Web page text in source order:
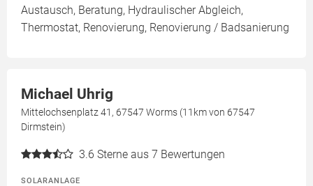
Austausch, Beratung, Hydraulischer Abgleich,
Thermostat, Renovierung, Renovierung / Badsanierung
Michael Uhrig
Mittelochsenplatz 41, 67547 Worms (11km von 67547
Dirmstein)
3.6 Sterne aus 7 Bewertungen
SOLARANLAGE